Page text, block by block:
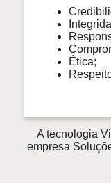
Ética;
A tecnologia
empresa